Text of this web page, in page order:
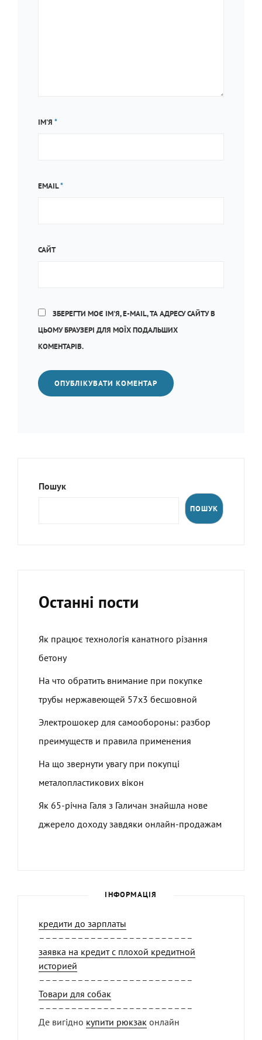
ІМ'Я *
EMAIL*
САЙТ
ЗБЕРЕГТИ МОЄ ІМ'Я, E-MAIL, ТА АДРЕСУ САЙТУ В
ЦЬОМУ БРАУЗЕРІ ДЛЯ МОЇХ ПОДАЛЬШИХ
КОМЕНТАРІВ.
Пошук
ПОШУК
Останні пости
Як працює технологія канатного різання
бетону
На что обратить внимание при покупке
трубы нержавеющей 57х3 бесшовной
Электрошокер для самообороны: разбор
преимуществ и правила применения
На що звернути увагу при покупці
металопластикових вікон
Як 65-річна Галя з Галичан знайшла нове
джерело доходу завдяки онлайн-продажам
ІНФОРМАЦІЯ
кредити до зарплаты
––––––––––––––––––––––––
заявка на кредит с плохой кредитной
историей
––––––––––––––––––––––––
Товари для собак
––––––––––––––––––––––––
Де вигідно купити рюкзак онлайн